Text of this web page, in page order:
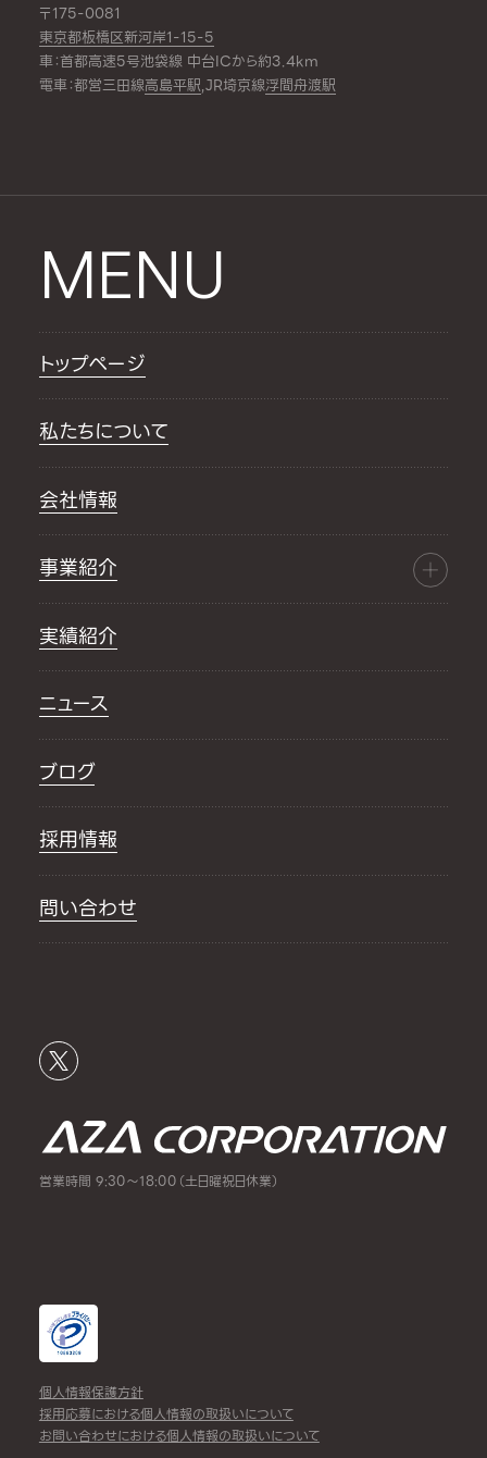
〒175-0081
東京都板橋区新河岸1-15-5
車：首都高速5号池袋線 中台ICから約3.4km
電車：都営三田線高島平駅,JR埼京線浮間舟渡駅
MENU
トップページ
私たちについて
会社情報
事業紹介
実績紹介
ニュース
ブログ
採用情報
問い合わせ
営業時間 9:30～18:00（土日曜祝日休業）
個人情報保護方針
採用応募における個人情報の取扱いについて
お問い合わせにおける個人情報の取扱いについて